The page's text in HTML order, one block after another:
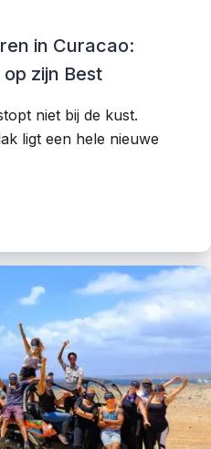
in Curacao:
zijn Best
niet bij de kust.
ligt een hele nieuwe